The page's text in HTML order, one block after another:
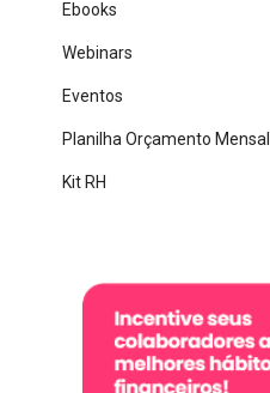
Ebooks
Webinars
Eventos
Planilha Orçamento Mensal
Kit RH